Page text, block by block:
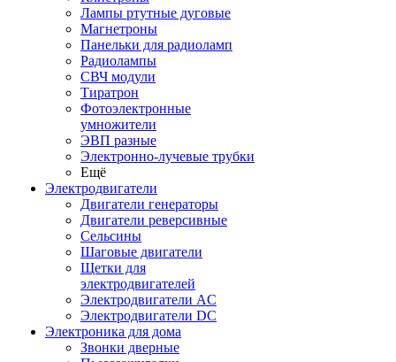
Лампы ртутные дуговые
Магнетроны
Панельки для радиоламп
Радиолампы
СВЧ модули
Тиратрон
Фотоэлектронные
умножители
ЭВП разные
Электронно-лучевые трубки
Ещё
Электродвигатели
Двигатели генераторы
Двигатели реверсивные
Сельсины
Шаговые двигатели
Щетки для
электродвигателей
Электродвигатели AC
Электродвигатели DC
Электроника для дома
Звонки дверные